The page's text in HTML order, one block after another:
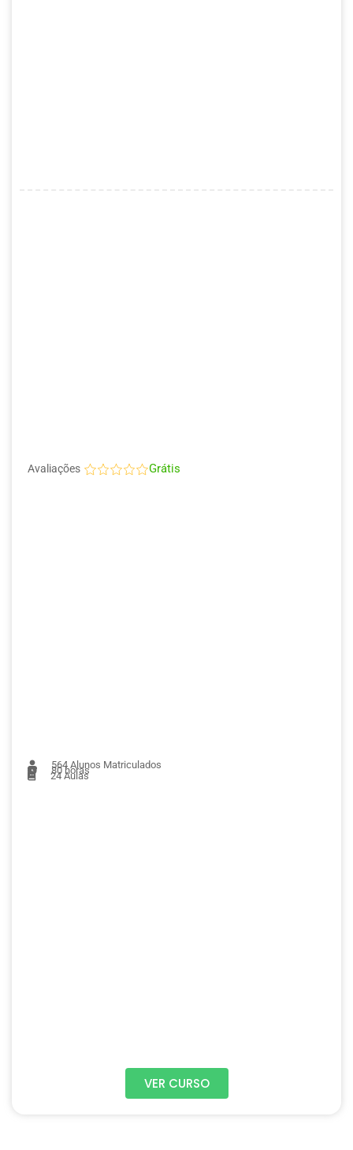
Avaliações Grátis
564 Alunos Matriculados
80 horas
24Aulas
VER CURSO